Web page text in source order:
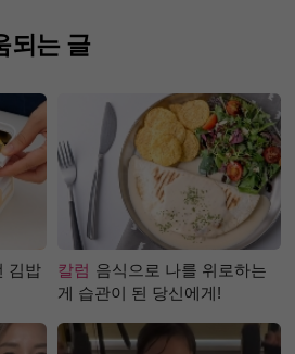
되는 글
김밥
칼럼 음식으로 나를 위로하는
게 습관이 된 당신에게!